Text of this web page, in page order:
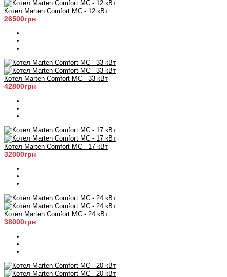
Котел Marten Comfort MC - 12 кВт
26500грн
Котел Marten Comfort MC - 33 кВт
42800грн
Котел Marten Comfort MC - 17 кВт
32000грн
Котел Marten Comfort MC - 24 кВт
38000грн